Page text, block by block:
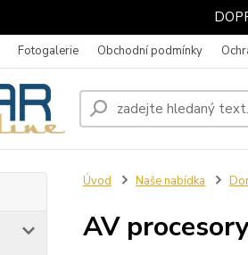
Fotogalerie Obchodní podmínky
Úvod Naše nabídka
AV